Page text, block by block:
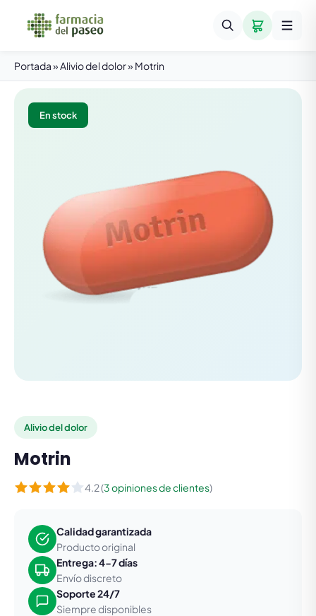
Portada»Alivio del dolor» Motrin
En stock
Alivio del dolor
Motrin
4.2 (3 opiniones de clientes)
Calidad garantizada
Producto original
Entrega: 4-7 días
Envío discreto
Soporte 24/7
Siempre disponibles